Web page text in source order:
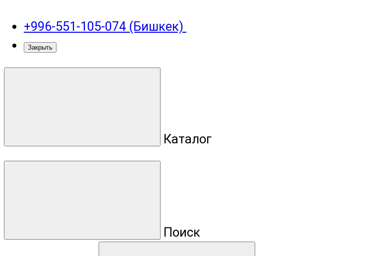
+996-551-105-074 (Бишкек)
Закрыть
Каталог
Поиск